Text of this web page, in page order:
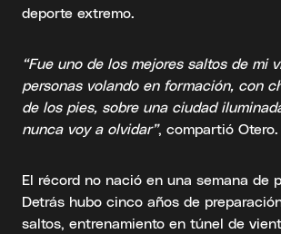
deporte extremo.
“Fue uno de los mejores saltos de mi
personas volando en formación, con
de los pies, sobre una ciudad
nunca voy a olvidar”, compartió Otero.
El récord no nació en una semana de
Detrás hubo cinco años de
saltos, entrenamiento en túnel de